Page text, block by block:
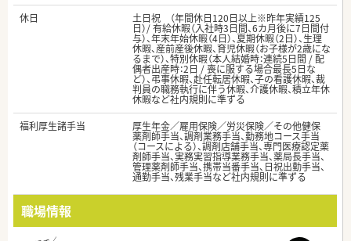
休日
土日祝 （年間休日120日以上※昨年実績125
日）/ 有給休暇（入社時3日間、6カ月後に7日間付
与）、年末年始休暇（4日）、夏期休暇（2日）、生理
休暇、産前産後休暇、育児休暇（お子様が2歳にな
るまで）、特別休暇（本人結婚時：連続5日間 / 配
偶者出産時：2日 / 喪に服する場合最長5日な
ど）、弔事休暇、赴任転居休暇、子の看護休暇、裁
判員の職務執行に伴う休暇、介護休暇、積立年休
休暇など社内規則に準ずる
福利厚生諸手当
厚生年金／雇用保険／労災保険／その他健保
薬剤師手当、調剤業務手当、勤務地コース手当
（コースによる）、調剤店舗手当、専門医療認定薬
剤師手当、実務実習指導業務手当、薬局長手当、
管理薬剤師手当、携帯当番手当、日祝出勤手当、
通勤手当、残業手当など社内規則に準ずる
職場情報